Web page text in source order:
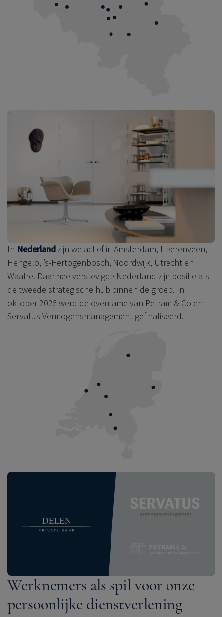
In Nederland zijn we actief in Amsterdam, Heerenveen,
Hengelo, ’s-Hertogenbosch, Noordwijk, Utrecht en
Waalre. Daarmee verstevigde Nederland zijn positie als
de tweede strategische hub binnen de groep. In
oktober 2025 werd de overname van Petram & Co en
Servatus Vermogensmanagement gefinaliseerd.
Werknemers als spil voor onze
persoonlijke dienstverlening